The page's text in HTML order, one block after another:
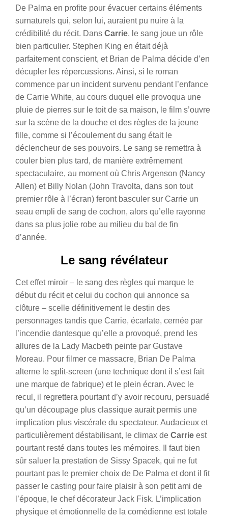
De Palma en profite pour évacuer certains éléments
surnaturels qui, selon lui, auraient pu nuire à la
crédibilité du récit. Dans Carrie, le sang joue un rôle
bien particulier. Stephen King en était déjà
parfaitement conscient, et Brian de Palma décide d’en
décupler les répercussions. Ainsi, si le roman
commence par un incident survenu pendant l’enfance
de Carrie White, au cours duquel elle provoqua une
pluie de pierres sur le toit de sa maison, le film s’ouvre
sur la scène de la douche et des règles de la jeune
fille, comme si l’écoulement du sang était le
déclencheur de ses pouvoirs. Le sang se remettra à
couler bien plus tard, de manière extrêmement
spectaculaire, au moment où Chris Argenson (Nancy
Allen) et Billy Nolan (John Travolta, dans son tout
premier rôle à l’écran) feront basculer sur Carrie un
seau empli de sang de cochon, alors qu’elle rayonne
dans sa plus jolie robe au milieu du bal de fin
d’année.
Le sang révélateur
Cet effet miroir – le sang des règles qui marque le
début du récit et celui du cochon qui annonce sa
clôture – scelle définitivement le destin des
personnages tandis que Carrie, écarlate, cernée par
l’incendie dantesque qu’elle a provoqué, prend les
allures de la Lady Macbeth peinte par Gustave
Moreau. Pour filmer ce massacre, Brian De Palma
alterne le split-screen (une technique dont il s’est fait
une marque de fabrique) et le plein écran. Avec le
recul, il regrettera pourtant d’y avoir recouru, persuadé
qu’un découpage plus classique aurait permis une
implication plus viscérale du spectateur. Audacieux et
particulièrement déstabilisant, le climax de Carrie est
pourtant resté dans toutes les mémoires. Il faut bien
sûr saluer la prestation de Sissy Spacek, qui ne fut
pourtant pas le premier choix de De Palma et dont il fit
passer le casting pour faire plaisir à son petit ami de
l’époque, le chef décorateur Jack Fisk. L’implication
physique et émotionnelle de la comédienne est totale